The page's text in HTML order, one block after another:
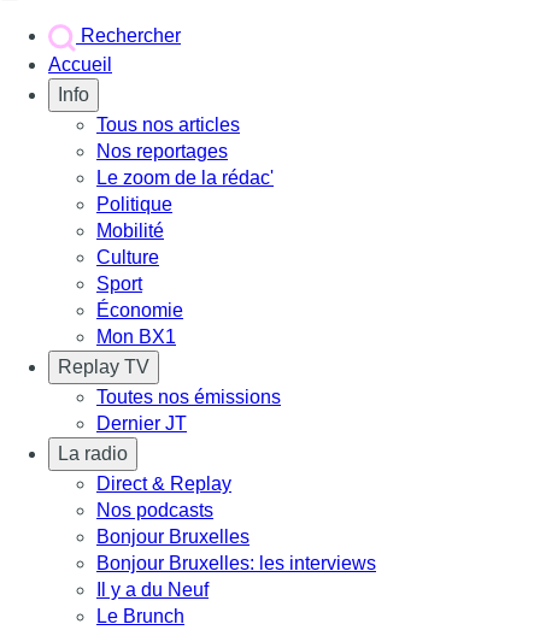
Rechercher
Accueil
Info
Tous nos articles
Nos reportages
Le zoom de la rédac'
Politique
Mobilité
Culture
Sport
Économie
Mon BX1
Replay TV
Toutes nos émissions
Dernier JT
La radio
Direct & Replay
Nos podcasts
Bonjour Bruxelles
Bonjour Bruxelles: les interviews
Il y a du Neuf
Le Brunch